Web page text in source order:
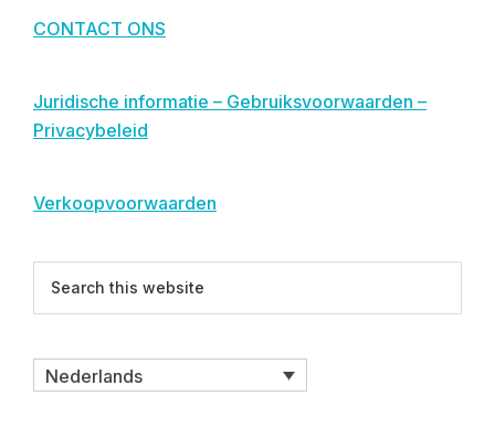
CONTACT ONS
Juridische informatie – Gebruiksvoorwaarden –
Privacybeleid
Verkoopvoorwaarden
Nederlands